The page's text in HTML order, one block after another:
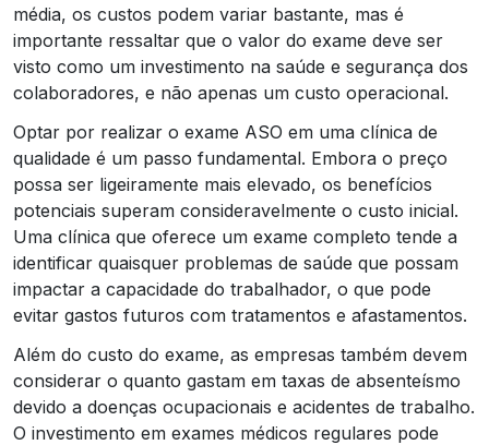
média, os custos podem variar bastante, mas é
importante ressaltar que o valor do exame deve ser
visto como um investimento na saúde e segurança dos
colaboradores, e não apenas um custo operacional.
Optar por realizar o exame ASO em uma clínica de
qualidade é um passo fundamental. Embora o preço
possa ser ligeiramente mais elevado, os benefícios
potenciais superam consideravelmente o custo inicial.
Uma clínica que oferece um exame completo tende a
identificar quaisquer problemas de saúde que possam
impactar a capacidade do trabalhador, o que pode
evitar gastos futuros com tratamentos e afastamentos.
Além do custo do exame, as empresas também devem
considerar o quanto gastam em taxas de absenteísmo
devido a doenças ocupacionais e acidentes de trabalho.
O investimento em exames médicos regulares pode